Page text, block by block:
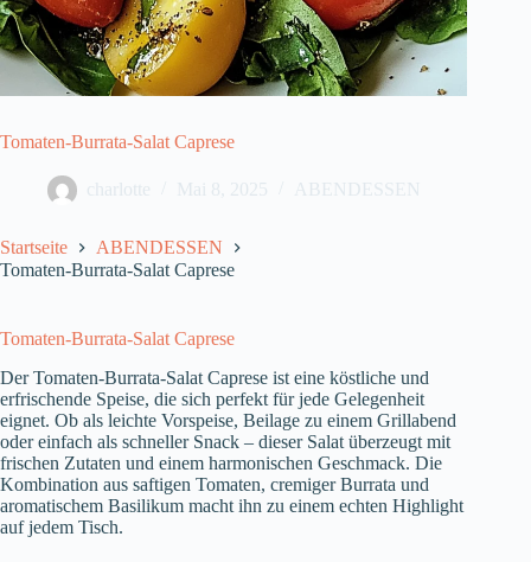
Tomaten-Burrata-Salat Caprese
charlotte Mai 8, 2025 ABENDESSEN
Startseite
ABENDESSEN
Tomaten-Burrata-Salat Caprese
Tomaten-Burrata-Salat Caprese
Der Tomaten-Burrata-Salat Caprese ist eine köstliche und
erfrischende Speise, die sich perfekt für jede Gelegenheit
eignet. Ob als leichte Vorspeise, Beilage zu einem Grillabend
oder einfach als schneller Snack – dieser Salat überzeugt mit
frischen Zutaten und einem harmonischen Geschmack. Die
Kombination aus saftigen Tomaten, cremiger Burrata und
aromatischem Basilikum macht ihn zu einem echten Highlight
auf jedem Tisch.